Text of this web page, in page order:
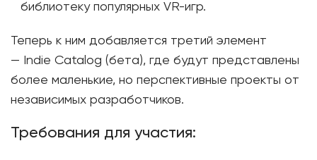
библиотеку популярных VR-игр.
Теперь к ним добавляется третий элемент
— Indie Catalog (бета), где будут представлены
более маленькие, но перспективные проекты от
независимых разработчиков.
Требования для участия: